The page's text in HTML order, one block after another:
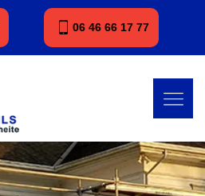
06 46 66 17 77